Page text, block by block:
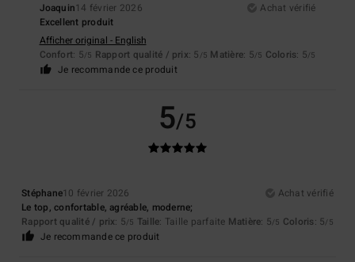
Joaquin14 février 2026
Achat vérifié
Excellent produit
Afficher original - English
Confort: 5/5 Rapport qualité / prix: 5 /5 Matière: 5/5 Coloris: 5/5
Je recommande ce produit
5/5
Stéphane10 février 2026
Achat vérifié
Le top, confortable, agréable, moderne;
Rapport qualité / prix: 5/5 Taille: Taille parfaite Matière: 5/5 Coloris: 5/5
Je recommande ce produit